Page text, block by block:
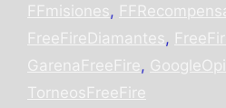
FFmisiones,
FreeFireDiamantes,
GarenaFreeFire,
TorneosFreeFire